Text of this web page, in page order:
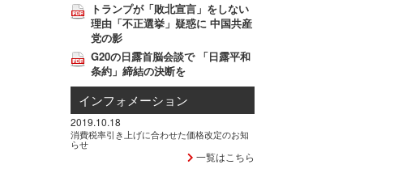
トランプが「敗北宣言」をしない
理由「不正選挙」疑惑に 中国共産
党の影
G20の日露首脳会談で 「日露平和
条約」締結の決断を
インフォメーション
2019.10.18
消費税率引き上げに合わせた価格改定のお知
らせ
一覧はこちら